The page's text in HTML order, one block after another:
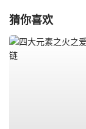
猜你喜欢